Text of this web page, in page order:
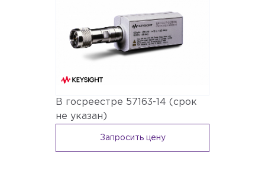
В госреестре 57163-14 (срок
не указан)
Запросить цену